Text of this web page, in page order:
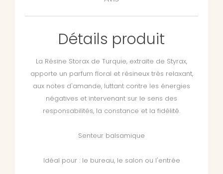
Détails produit
La Résine Storax de Turquie, extraite de Styrax,
apporte un parfum floral et résineux très relaxant,
aux notes d'amande, luttant contre les énergies
négatives et intervenant sur le sens des
responsabilités, la constance et la fidélité.
Senteur balsamique
Idéal pour : le bureau, le salon ou l'entrée